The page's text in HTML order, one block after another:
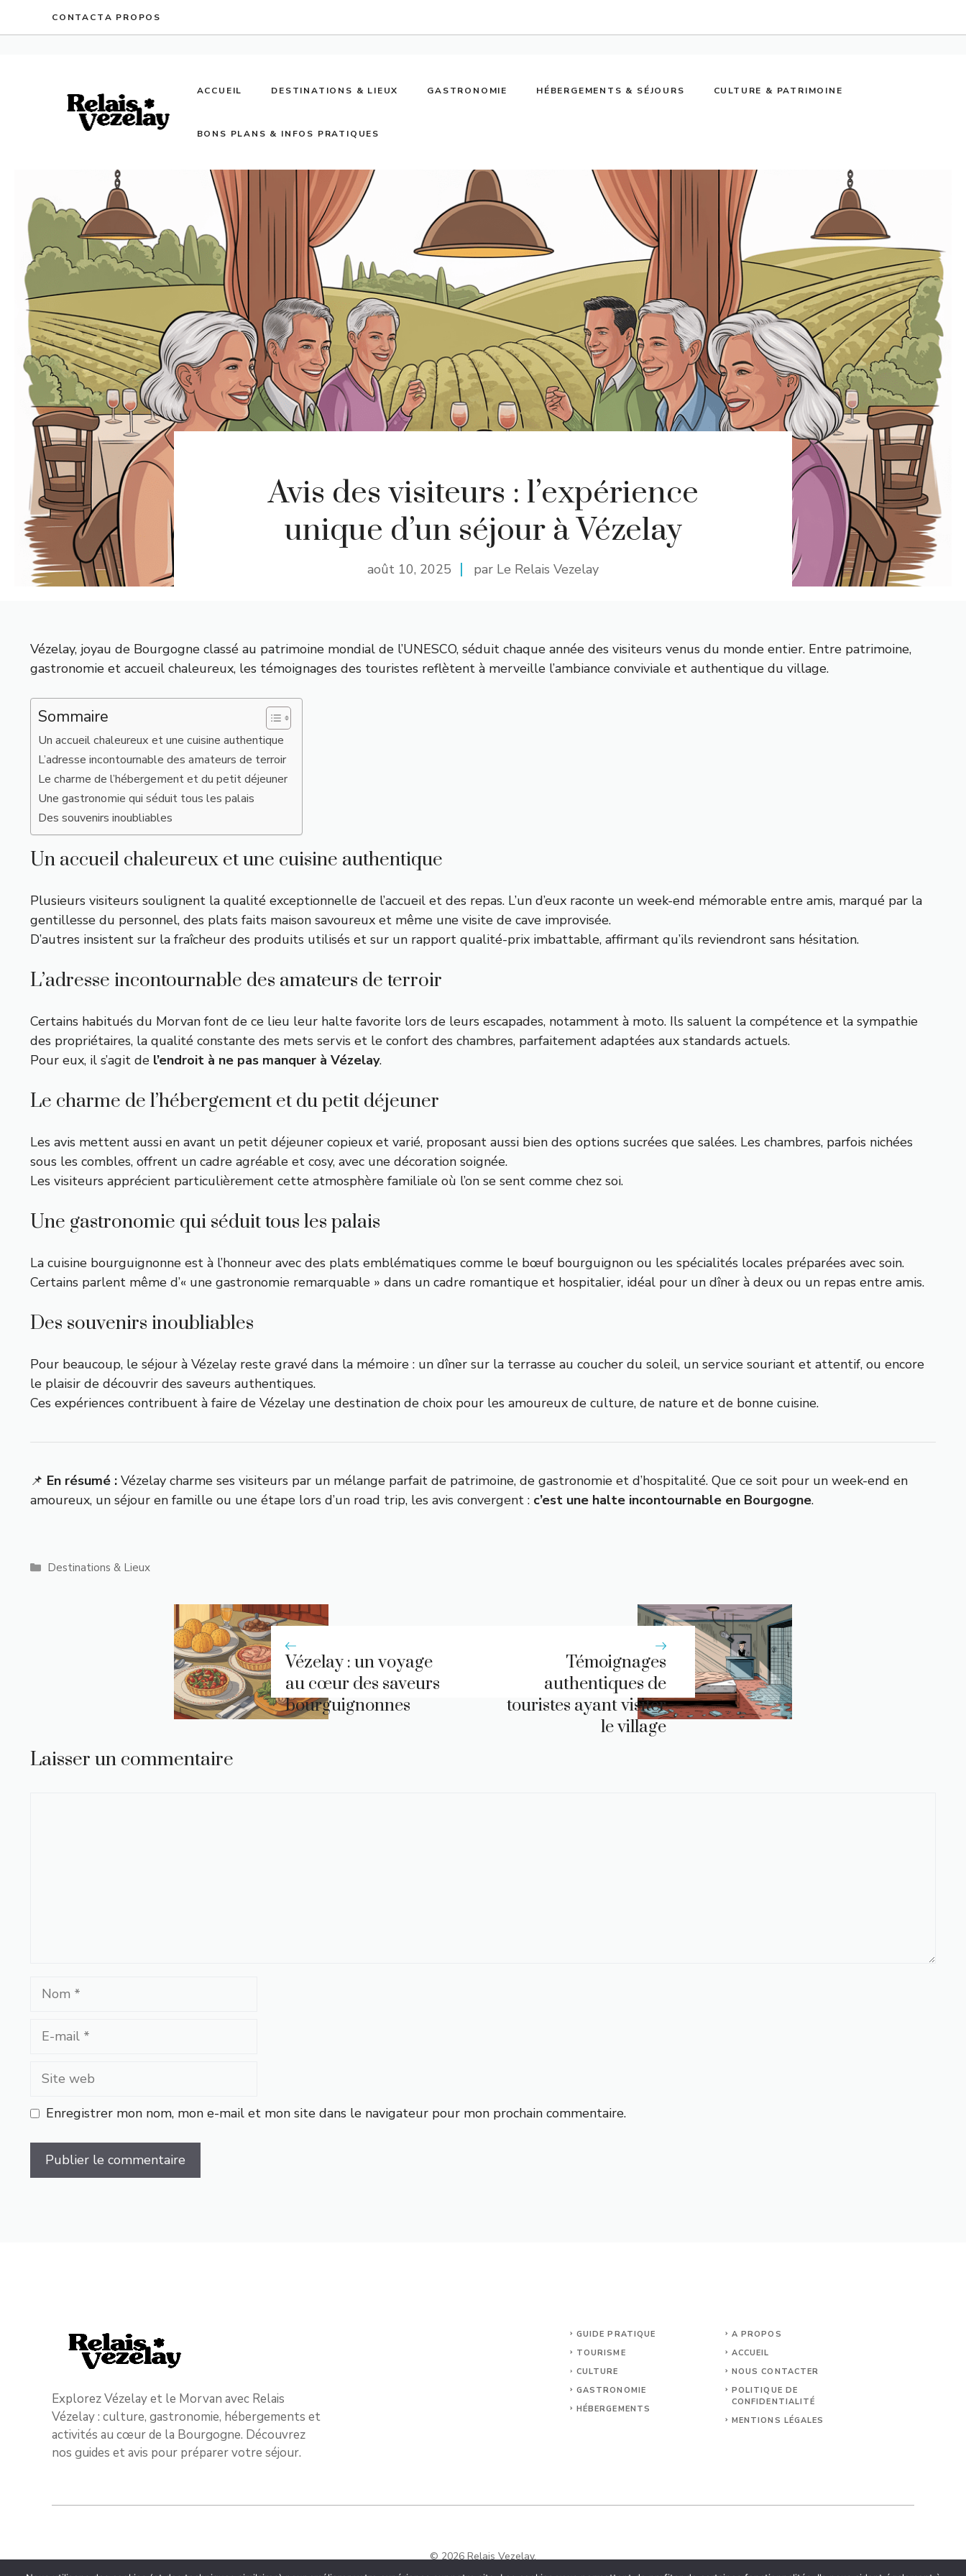
CONTACTA PROPOS
ACCUEIL DESTINATIONS & LIEUX GASTRONOMIE HÉBERGEMENTS & SÉJOURS CULTURE & PATRIMOINE
BONS PLANS & INFOS PRATIQUES
Avis des visiteurs : l’expérience
unique d’un séjour à Vézelay
août 10, 2025 par Le Relais Vezelay
Vézelay, joyau de Bourgogne classé au patrimoine mondial de l’UNESCO, séduit chaque année des visiteurs venus du monde entier. Entre patrimoine,
gastronomie et accueil chaleureux, les témoignages des touristes reflètent à merveille l’ambiance conviviale et authentique du village.
Sommaire
Un accueil chaleureux et une cuisine authentique
L’adresse incontournable des amateurs de terroir
Le charme de l’hébergement et du petit déjeuner
Une gastronomie qui séduit tous les palais
Des souvenirs inoubliables
Un accueil chaleureux et une cuisine authentique
Plusieurs visiteurs soulignent la qualité exceptionnelle de l’accueil et des repas. L’un d’eux raconte un week-end mémorable entre amis, marqué par la
gentillesse du personnel, des plats faits maison savoureux et même une visite de cave improvisée.
D’autres insistent sur la fraîcheur des produits utilisés et sur un rapport qualité-prix imbattable, affirmant qu’ils reviendront sans hésitation.
L’adresse incontournable des amateurs de terroir
Certains habitués du Morvan font de ce lieu leur halte favorite lors de leurs escapades, notamment à moto. Ils saluent la compétence et la sympathie
des propriétaires, la qualité constante des mets servis et le confort des chambres, parfaitement adaptées aux standards actuels.
Pour eux, il s’agit de l’endroit à ne pas manquer à Vézelay.
Le charme de l’hébergement et du petit déjeuner
Les avis mettent aussi en avant un petit déjeuner copieux et varié, proposant aussi bien des options sucrées que salées. Les chambres, parfois nichées
sous les combles, offrent un cadre agréable et cosy, avec une décoration soignée.
Les visiteurs apprécient particulièrement cette atmosphère familiale où l’on se sent comme chez soi.
Une gastronomie qui séduit tous les palais
La cuisine bourguignonne est à l’honneur avec des plats emblématiques comme le bœuf bourguignon ou les spécialités locales préparées avec soin.
Certains parlent même d’« une gastronomie remarquable » dans un cadre romantique et hospitalier, idéal pour un dîner à deux ou un repas entre amis.
Des souvenirs inoubliables
Pour beaucoup, le séjour à Vézelay reste gravé dans la mémoire : un dîner sur la terrasse au coucher du soleil, un service souriant et attentif, ou encore
le plaisir de découvrir des saveurs authentiques.
Ces expériences contribuent à faire de Vézelay une destination de choix pour les amoureux de culture, de nature et de bonne cuisine.
📌 En résumé : Vézelay charme ses visiteurs par un mélange parfait de patrimoine, de gastronomie et d’hospitalité. Que ce soit pour un week-end en
amoureux, un séjour en famille ou une étape lors d’un road trip, les avis convergent : c’est une halte incontournable en Bourgogne.
Catégories
Destinations & Lieux
Vézelay : un voyage
au cœur des saveurs
bourguignonnes
Témoignages
authentiques de
touristes ayant visiter
le village
Laisser un commentaire
Nom
Site
Enregistrer mon nom, mon e-mail et mon site dans le navigateur pour mon prochain commentaire.
Explorez Vézelay et le Morvan avec Relais
Vézelay : culture, gastronomie, hébergements et
activités au cœur de la Bourgogne. Découvrez
nos guides et avis pour préparer votre séjour.
GUIDE PRATIQUE
TOURISME
CULTURE
GASTRONOMIE
HÉBERGEMENTS
A PROPOS
ACCUEIL
NOUS CONTACTER
POLITIQUE DE
CONFIDENTIALITÉ
MENTIONS LÉGALES
© 2026 Relais Vezelay.